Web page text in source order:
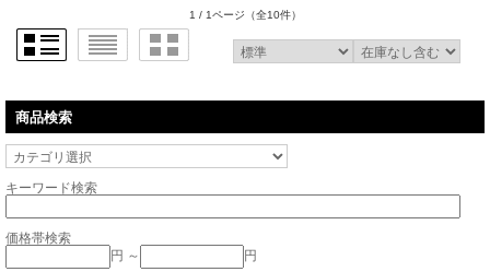
1 / 1ページ （全10件）
商品検索
キーワード検索
価格帯検索
円 ～
円